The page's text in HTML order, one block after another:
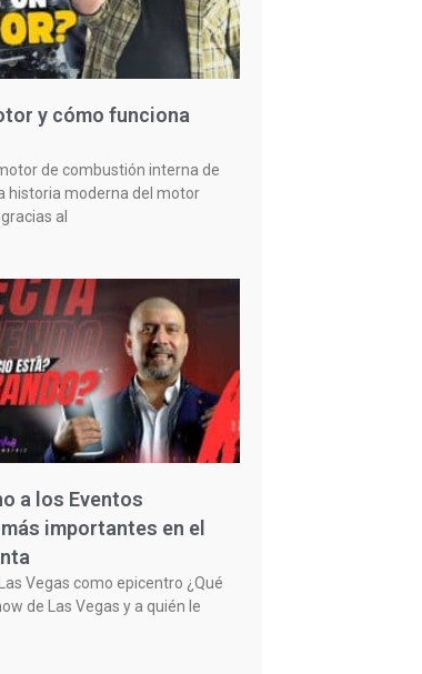
y cómo funciona
de combustión interna de
historia moderna del motor
al
a los Eventos
importantes en el
Vegas como epicentro ¿Qué
de Las Vegas y a quién le